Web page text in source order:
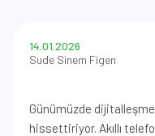
14.01.2026
Sude Sinem Figen
Günümüzde
hissettiriyor. Akıllı